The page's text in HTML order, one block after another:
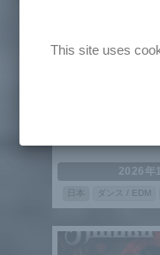
2026年
ダンス / EDM
This site uses